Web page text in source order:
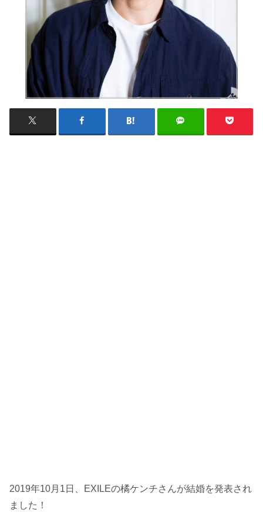
2019年10月1日、EXILEの橘ケンチさんが結婚を発表され
ました！